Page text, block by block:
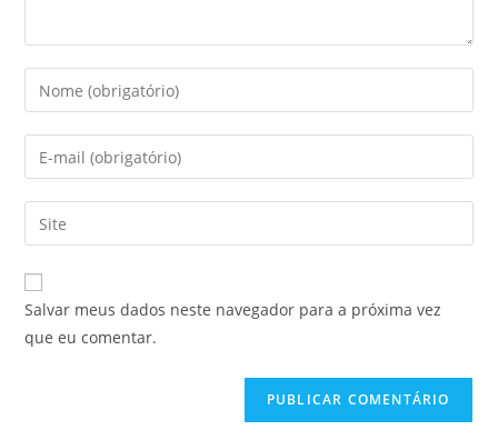
Digite
seu
nome
ou
de
usuário
para
comentar
Digite
seu
endereço
de
mail
para
comentar
Digite
o
URL
do
site
Salvar meus dados neste navegador para a próxima vez
que eu comentar.